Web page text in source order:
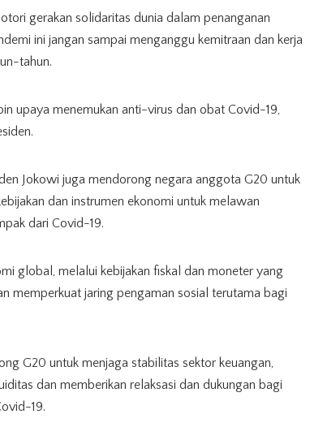
gerakan solidaritas dunia dalam penanganan
ini jangan sampai menganggu kemitraan dan kerja
tahun.
upaya menemukan anti-virus dan obat Covid-19,
Jokowi juga mendorong negara anggota G20 untuk
dan instrumen ekonomi untuk melawan
dari Covid-19.
global, melalui kebijakan fiskal dan moneter yang
memperkuat jaring pengaman sosial terutama bagi
G20 untuk menjaga stabilitas sektor keuangan,
dan memberikan relaksasi dan dukungan bagi
19.